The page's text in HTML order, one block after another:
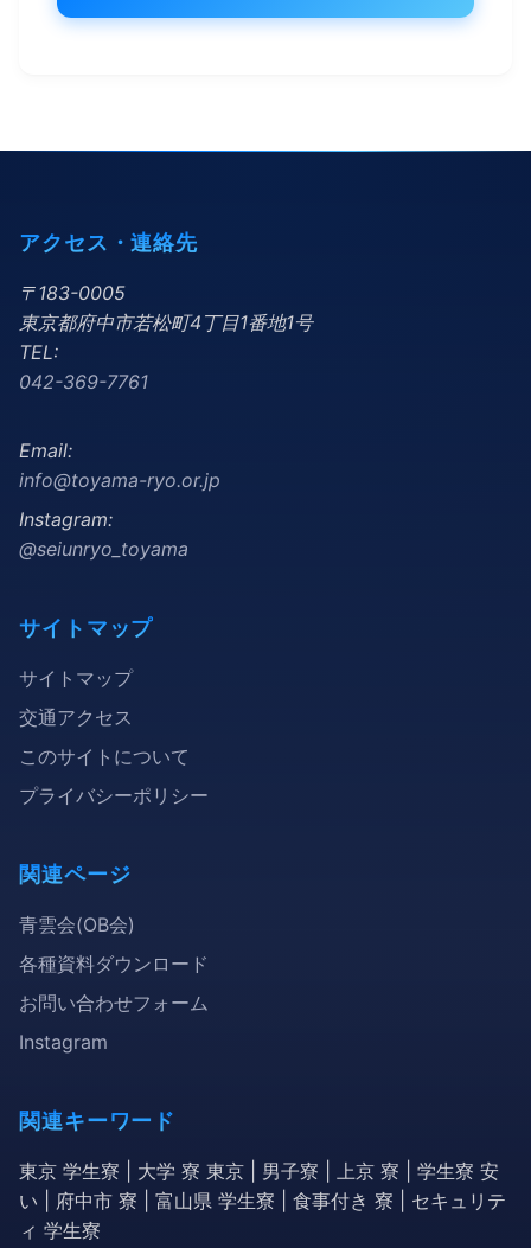
アクセス・連絡先
〒183-0005
東京都府中市若松町4丁目1番地1号
TEL:
042-369-7761
Email:
info@toyama-ryo.or.jp
Instagram:
@seiunryo_toyama
サイトマップ
サイトマップ
交通アクセス
このサイトについて
プライバシーポリシー
関連ページ
青雲会(OB会)
各種資料ダウンロード
お問い合わせフォーム
Instagram
関連キーワード
東京 学生寮 | 大学 寮 東京 | 男子寮 | 上京 寮 | 学生寮 安
い | 府中市 寮 | 富山県 学生寮 | 食事付き 寮 | セキュリテ
ィ 学生寮